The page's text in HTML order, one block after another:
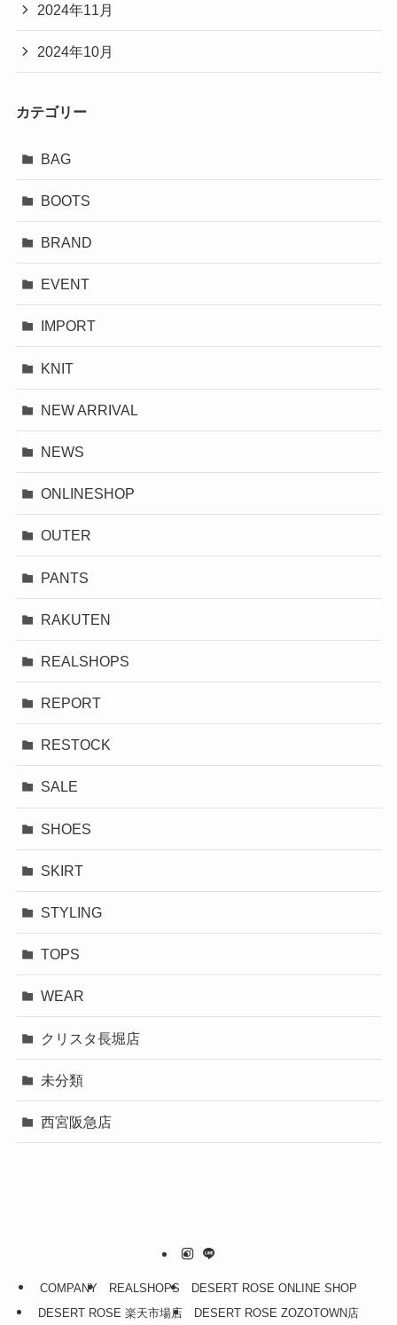
2024年11月
2024年10月
カテゴリー
BAG
BOOTS
BRAND
EVENT
IMPORT
KNIT
NEW ARRIVAL
NEWS
ONLINESHOP
OUTER
PANTS
RAKUTEN
REALSHOPS
REPORT
RESTOCK
SALE
SHOES
SKIRT
STYLING
TOPS
WEAR
クリスタ長堀店
未分類
西宮阪急店
COMPANY REALSHOPS
DESERT ROSE ONLINE SHOP
DESERT ROSE 楽天市場店
DESERT ROSE ZOZOTOWN店